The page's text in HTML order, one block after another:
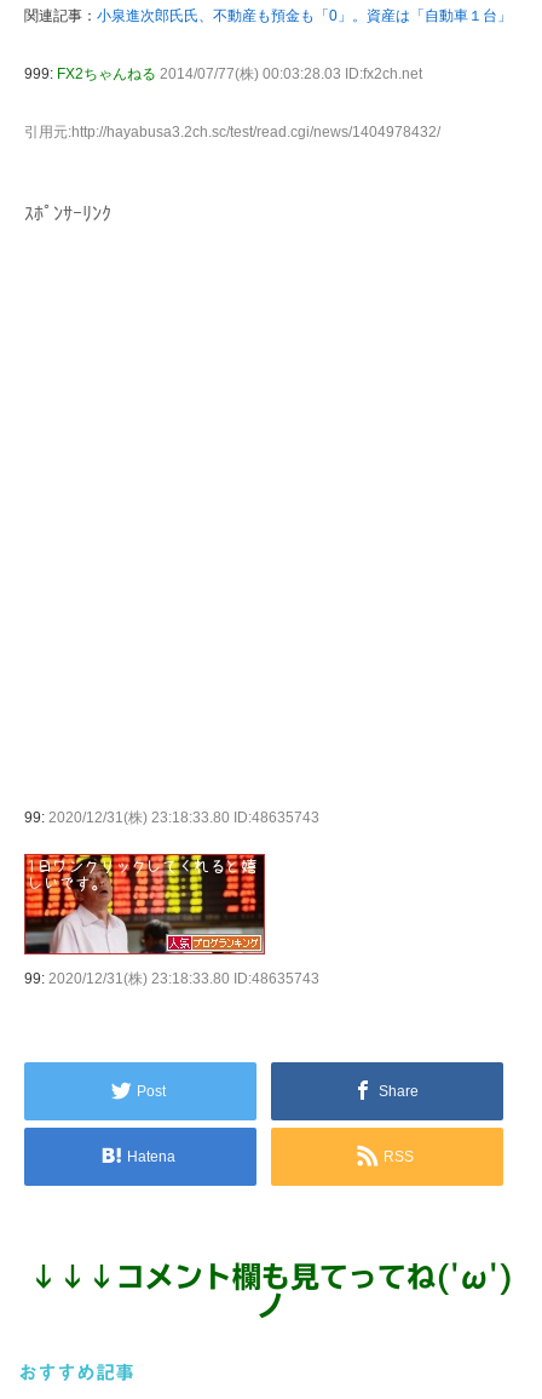
関連記事： 小泉進次郎氏氏、不動産も預金も「0」。資産は「自動車１台」
999: FX2ちゃんねる 2014/07/77(株) 00:03:28.03 ID:fx2ch.net
引用元:http://hayabusa3.2ch.sc/test/read.cgi/news/1404978432/
ｽﾎﾟﾝｻｰﾘﾝｸ
99: 2020/12/31(株) 23:18:33.80 ID:48635743
99: 2020/12/31(株) 23:18:33.80 ID:48635743
Post Share
Hatena RSS
↓ ↓ ↓ コメント欄も見てってね('ω')
ノ
おすすめ記事